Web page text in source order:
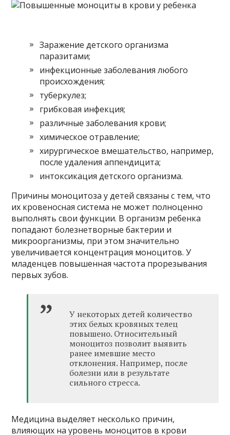
Заражение детского организма
паразитами;
инфекционные заболевания любого
происхождения;
туберкулез;
грибковая инфекция;
различные заболевания крови;
химическое отравление;
хирургическое вмешательство, например,
после удаления аппендицита;
интоксикация детского организма.
Причины моноцитоза у детей связаны с тем, что
их кровеносная система не может полноценно
выполнять свои функции. В организм ребенка
попадают болезнетворные бактерии и
микроорганизмы, при этом значительно
увеличивается концентрация моноцитов. У
младенцев повышенная частота прорезывания
первых зубов.
У некоторых детей количество
этих белых кровяных телец
повышено. Относительный
моноцитоз позволит выявить
ранее имевшие место
отклонения. Например, после
болезни или в результате
сильного стресса.
Медицина выделяет несколько причин,
влияющих на уровень моноцитов в крови